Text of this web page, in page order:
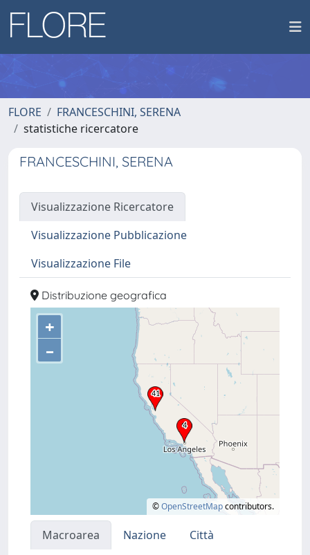
FLORE
FRANCESCHINI, SERENA
statistiche ricercatore
FRANCESCHINI, SERENA
Visualizzazione Ricercatore
Visualizzazione Pubblicazione
Visualizzazione File
Distribuzione geografica
+
–
©OpenStreetMapcontributors.
Macroarea Nazione
Città